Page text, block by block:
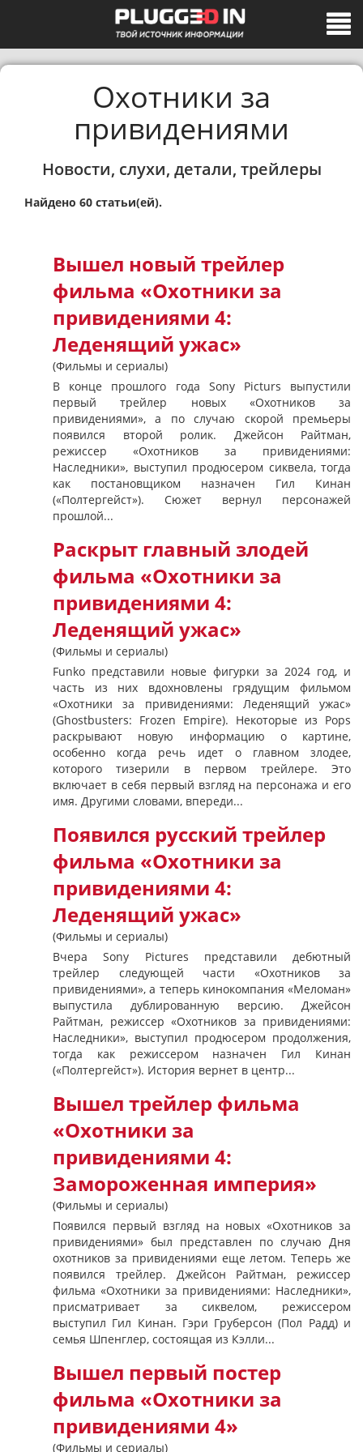
Охотники за
привидениями
Новости, слухи, детали, трейлеры
Найдено 60 статьи(ей).
Вышел новый трейлер
фильма «Охотники за
привидениями 4:
Леденящий ужас»
(Фильмы и сериалы)
В конце прошлого года Sony Picturs выпустили
первый трейлер новых «Охотников за
привидениями», а по случаю скорой премьеры
появился второй ролик. Джейсон Райтман,
режиссер «Охотников за привидениями:
Наследники», выступил продюсером сиквела, тогда
как постановщиком назначен Гил Кинан
(«Полтергейст»). Сюжет вернул персонажей
прошлой...
Раскрыт главный злодей
фильма «Охотники за
привидениями 4:
Леденящий ужас»
(Фильмы и сериалы)
Funko представили новые фигурки за 2024 год, и
часть из них вдохновлены грядущим фильмом
«Охотники за привидениями: Леденящий ужас»
(Ghostbusters: Frozen Empire). Некоторые из Pops
раскрывают новую информацию о картине,
особенно когда речь идет о главном злодее,
которого тизерили в первом трейлере. Это
включает в себя первый взгляд на персонажа и его
имя. Другими словами, впереди...
Появился русский трейлер
фильма «Охотники за
привидениями 4:
Леденящий ужас»
(Фильмы и сериалы)
Вчера Sony Pictures представили дебютный
трейлер следующей части «Охотников за
привидениями», а теперь кинокомпания «Меломан»
выпустила дублированную версию. Джейсон
Райтман, режиссер «Охотников за привидениями:
Наследники», выступил продюсером продолжения,
тогда как режиссером назначен Гил Кинан
(«Полтергейст»). История вернет в центр...
Вышел трейлер фильма
«Охотники за
привидениями 4:
Замороженная империя»
(Фильмы и сериалы)
Появился первый взгляд на новых «Охотников за
привидениями» был представлен по случаю Дня
охотников за привидениями еще летом. Теперь же
появился трейлер. Джейсон Райтман, режиссер
фильма «Охотники за привидениями: Наследники»,
присматривает за сиквелом, режиссером
выступил Гил Кинан. Гэри Груберсон (Пол Радд) и
семья Шпенглер, состоящая из Кэлли...
Вышел первый постер
фильма «Охотники за
привидениями 4»
(Фильмы и сериалы)